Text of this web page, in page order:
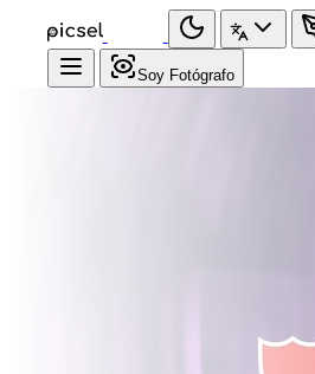
Soy Fotógrafo